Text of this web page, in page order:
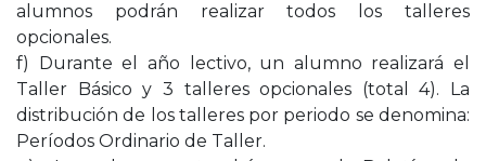
alumnos podrán realizar todos los talleres
opcionales.
f) Durante el año lectivo, un alumno realizará el
Taller Básico y 3 talleres opcionales (total 4). La
distribución de los talleres por periodo se denomina:
Períodos Ordinario de Taller.